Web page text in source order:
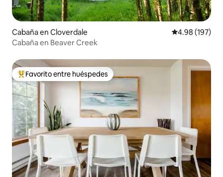
Cabaña en Cloverdale Calificación
4.98 (197)
Cabaña en Beaver Creek
Favorito entre huéspedes preferido
Favorito entre huéspedes